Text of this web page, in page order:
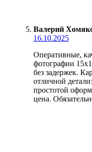
Валерий
16.10.2025
Оперативные,
фотографии
без задержек.
отличной
простотой
цена.